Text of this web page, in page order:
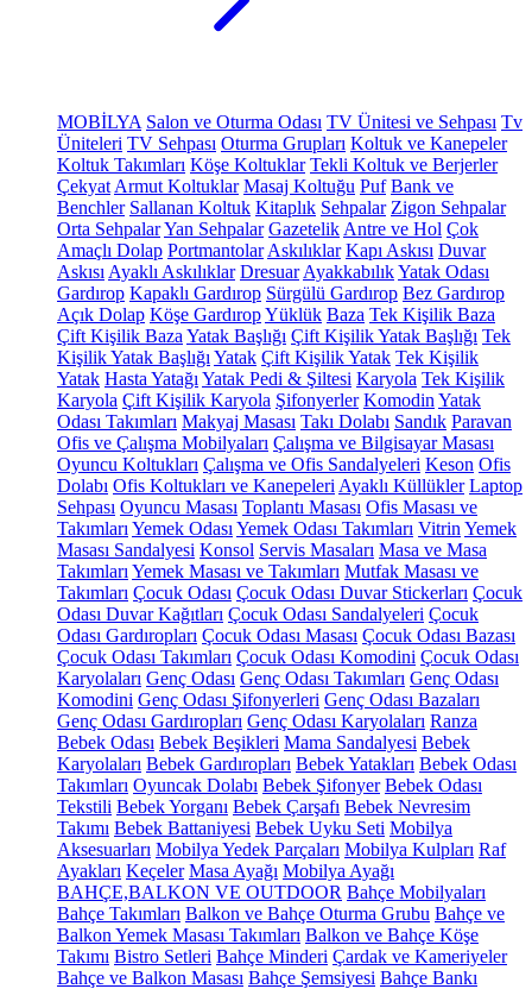
MOBİLYA Salon ve Oturma Odası TV Ünitesi ve Sehpası Tv
Üniteleri TV Sehpası Oturma Grupları Koltuk ve Kanepeler
Koltuk Takımları Köşe Koltuklar Tekli Koltuk ve Berjerler
Çekyat Armut Koltuklar Masaj Koltuğu Puf Bank ve
Benchler Sallanan Koltuk Kitaplık Sehpalar Zigon Sehpalar
Orta SehpalarYan Sehpalar Gazetelik Antre ve Hol Çok
Amaçlı Dolap Portmantolar Askılıklar Kapı Askısı Duvar
Askısı Ayaklı Askılıklar Dresuar AyakkabılıkYatak Odası
Gardırop Kapaklı Gardırop Sürgülü Gardırop Bez Gardırop
Açık Dolap Köşe GardıropYüklük Baza Tek Kişilik Baza
Çift Kişilik Baza Yatak Başlığı Çift Kişilik Yatak Başlığı Tek
Kişilik Yatak Başlığı Yatak Çift Kişilik Yatak Tek Kişilik
Yatak Hasta Yatağı Yatak Pedi & Şiltesi Karyola Tek Kişilik
Karyola Çift Kişilik Karyola Şifonyerler Komodin Yatak
Odası Takımları Makyaj Masası Takı Dolabı Sandık Paravan
Ofis ve Çalışma Mobilyaları Çalışma ve Bilgisayar Masası
Oyuncu Koltukları Çalışma ve Ofis Sandalyeleri Keson Ofis
Dolabı Ofis Koltukları ve Kanepeleri Ayaklı Küllükler Laptop
Sehpası Oyuncu Masası Toplantı Masası Ofis Masası ve
Takımları Yemek Odası Yemek Odası Takımları Vitrin Yemek
Masası Sandalyesi Konsol Servis Masaları Masa ve Masa
Takımları Yemek Masası ve Takımları Mutfak Masası ve
Takımları Çocuk Odası Çocuk Odası Duvar Stickerları Çocuk
Odası Duvar Kağıtları Çocuk Odası Sandalyeleri Çocuk
Odası Gardıropları Çocuk Odası Masası Çocuk Odası Bazası
Çocuk Odası Takımları Çocuk Odası Komodini Çocuk Odası
Karyolaları Genç Odası Genç Odası Takımları Genç Odası
Komodini Genç Odası Şifonyerleri Genç Odası Bazaları
Genç Odası Gardıropları Genç Odası Karyolaları Ranza
Bebek Odası Bebek Beşikleri Mama Sandalyesi Bebek
Karyolaları Bebek Gardıropları Bebek Yatakları Bebek Odası
Takımları Oyuncak Dolabı Bebek Şifonyer Bebek Odası
Tekstili Bebek Yorganı Bebek Çarşafı Bebek Nevresim
Takımı Bebek Battaniyesi Bebek Uyku Seti Mobilya
Aksesuarları Mobilya Yedek Parçaları Mobilya Kulpları Raf
Ayakları Keçeler Masa Ayağı Mobilya Ayağı
BAHÇE,BALKON VE OUTDOOR Bahçe Mobilyaları
Bahçe Takımları Balkon ve Bahçe Oturma Grubu Bahçe ve
Balkon Yemek Masası Takımları Balkon ve Bahçe Köşe
Takımı Bistro Setleri Bahçe Minderi Çardak ve Kameriyeler
Bahçe ve Balkon Masası Bahçe Şemsiyesi Bahçe Bankı